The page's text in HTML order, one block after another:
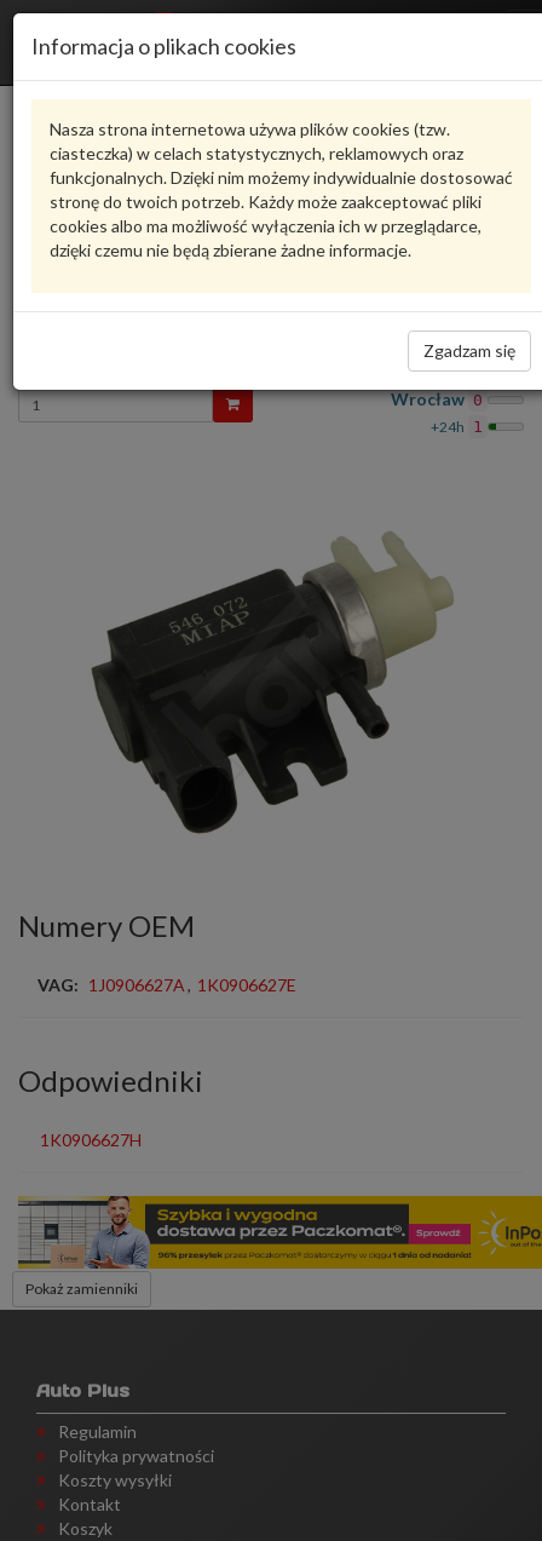
Informacja o plikach cookies
Nasza strona internetowa używa plików cookies (tzw.
ciasteczka) w celach statystycznych, reklamowych oraz
funkcjonalnych. Dzięki nim możemy indywidualnie dostosować
stronę do twoich potrzeb. Każdy może zaakceptować pliki
cookies albo ma możliwość wyłączenia ich w przeglądarce,
dzięki czemu nie będą zbierane żadne informacje.
Zgadzam się
Karta produktu
H702184010HART
oceń produkt
Zadaj pytanie o produkt
1K0 906 627 E
Wprowadź
ilość
Dostępność
Wrocław 0
+24h 1
Numery OEM
VAG: 1J0906627A, 1K0906627E
Odpowiedniki
1K0906627H
Pokaż zamienniki
Auto Plus
Regulamin
Polityka prywatności
Koszty wysyłki
Kontakt
Koszyk